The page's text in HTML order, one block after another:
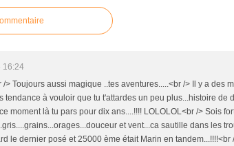
16:24
/> Toujours aussi magique ..tes aventures.....<br /> Il y a des
tendance à vouloir que tu t'attardes un peu plus...histoire de
moment là tu pars pour dix ans....!!!! LOLOLOL<br /> Sois
et vent...ca sautille dans les
le dernier posé et 25000 ème était Marin en tandem...!!!!<br